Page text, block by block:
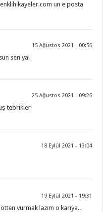
un e posta
15 Ağustos 2021 - 00:56
sen ya!
25 Ağustos 2021 - 09:26
tebrikler
18 Eylül 2021 - 13:04
19 Eylül 2021 - 19:31
vurmak lazım o karıya..